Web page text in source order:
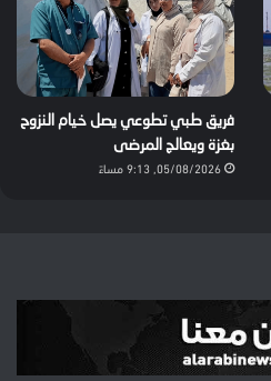
فريق طبي تطوعي يصل خيام النزوح
بغزة ويعالج المرضى
05/08/2026, 9:13 مساءً